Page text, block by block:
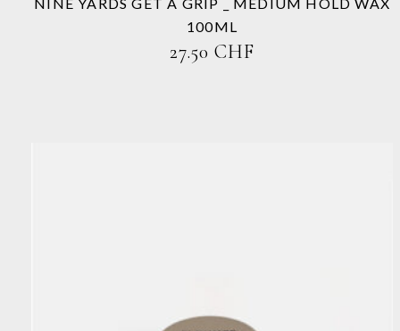
Produktseite
gewählt
werden
100ML
27.50CHF
Dieses